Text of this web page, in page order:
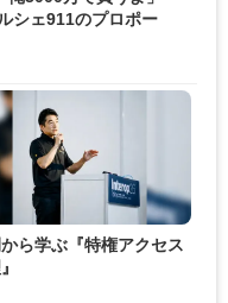
シェ911のプロポー
ら学ぶ『特権アクセス